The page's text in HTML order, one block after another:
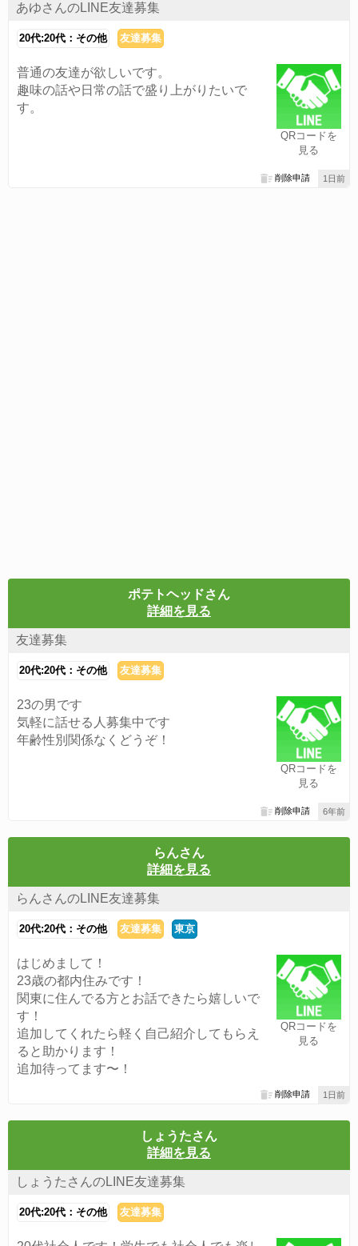
あゆさんのLINE友達募集
20代:20代：その他 友達募集
QRコードを
見る
普通の友達が欲しいです。
趣味の話や日常の話で盛り上がりたいで
す。
1日前
削除申請
ポテトヘッドさん
詳細を見る
友達募集
20代:20代：その他 友達募集
QRコードを
見る
23の男です
気軽に話せる人募集中です
年齢性別関係なくどうぞ！
6年前
削除申請
らんさん
詳細を見る
らんさんのLINE友達募集
20代:20代：その他 友達募集 東京
QRコードを
見る
はじめまして！
23歳の都内住みです！
関東に住んでる方とお話できたら嬉しいで
す！
追加してくれたら軽く自己紹介してもらえ
ると助かります！
追加待ってます〜！
1日前
削除申請
しょうたさん
詳細を見る
しょうたさんのLINE友達募集
20代:20代：その他 友達募集